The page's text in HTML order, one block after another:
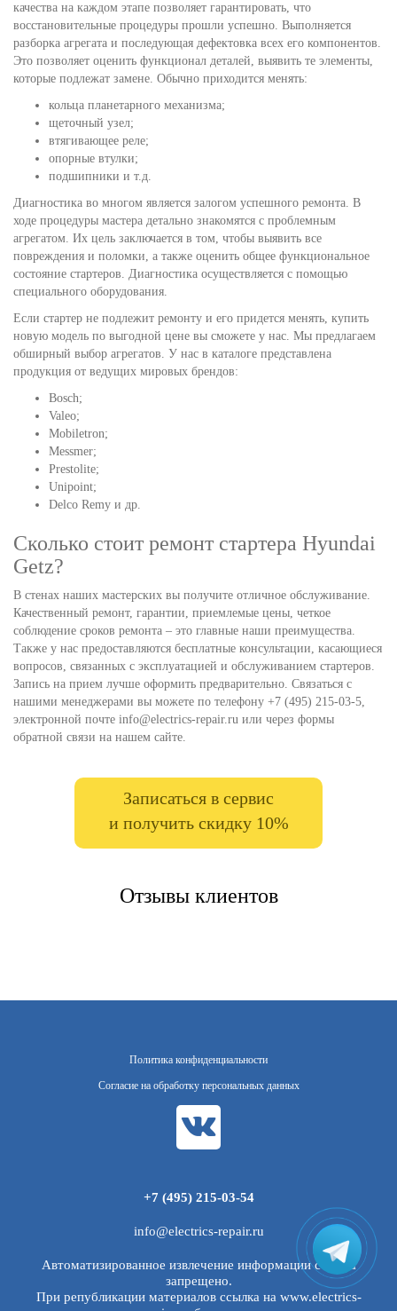
качества на каждом этапе позволяет гарантировать, что
восстановительные процедуры прошли успешно. Выполняется
разборка агрегата и последующая дефектовка всех его компонентов.
Это позволяет оценить функционал деталей, выявить те элементы,
которые подлежат замене. Обычно приходится менять:
кольца планетарного механизма;
щеточный узел;
втягивающее реле;
опорные втулки;
подшипники и т.д.
Диагностика во многом является залогом успешного ремонта. В
ходе процедуры мастера детально знакомятся с проблемным
агрегатом. Их цель заключается в том, чтобы выявить все
повреждения и поломки, а также оценить общее функциональное
состояние стартеров. Диагностика осуществляется с помощью
специального оборудования.
Если стартер не подлежит ремонту и его придется менять, купить
новую модель по выгодной цене вы сможете у нас. Мы предлагаем
обширный выбор агрегатов. У нас в каталоге представлена
продукция от ведущих мировых брендов:
Bosch;
Valeo;
Mobiletron;
Messmer;
Prestolite;
Unipoint;
Delco Remy и др.
Сколько стоит ремонт стартера Hyundai
Getz?
В стенах наших мастерских вы получите отличное обслуживание.
Качественный ремонт, гарантии, приемлемые цены, четкое
соблюдение сроков ремонта – это главные наши преимущества.
Также у нас предоставляются бесплатные консультации, касающиеся
вопросов, связанных с эксплуатацией и обслуживанием стартеров.
Запись на прием лучше оформить предварительно. Связаться с
нашими менеджерами вы можете по телефону +7 (495) 215-03-5,
электронной почте info@electrics-repair.ru или через формы
обратной связи на нашем сайте.
Записаться в сервис
и получить скидку 10%
Отзывы клиентов
Политика конфиденциальности
Согласие на обработку персональных данных
+7 (495) 215-03-54
info@electrics-repair.ru
Автоматизированное извлечение информации с сайта
запрещено.
При републикации материалов ссылка на www.electrics-